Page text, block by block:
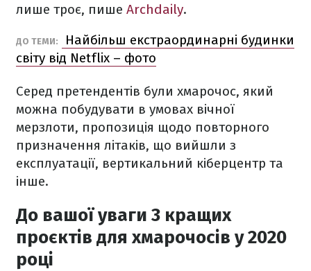
лише троє, пише Archdaily.
ДО ТЕМИ:
Найбільш екстраординарні будинки
світу від Netflix – фото
Серед претендентів були хмарочос, який
можна побудувати в умовах вічної
мерзлоти, пропозиція щодо повторного
призначення літаків, що вийшли з
експлуатації, вертикальний кіберцентр та
інше.
До вашої уваги 3 кращих
проєктів для хмарочосів у 2020
році